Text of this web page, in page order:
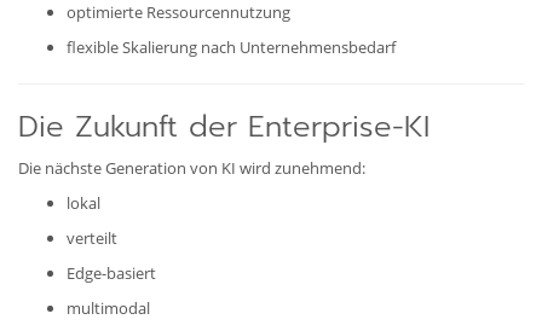
optimierte Ressourcennutzung
flexible Skalierung nach Unternehmensbedarf
Die Zukunft der Enterprise-KI
Die nächste Generation von KI wird zunehmend:
lokal
verteilt
Edge-basiert
multimodal